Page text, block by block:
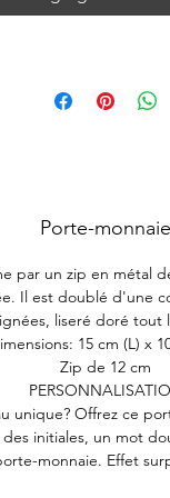
Porte-monnaie
par un zip en métal
Il est doublé d'une
liseré doré
15 cm (L) x
Zip de 12 cm
unique? Offrez ce
initiales, un mot
monnaie. Effet